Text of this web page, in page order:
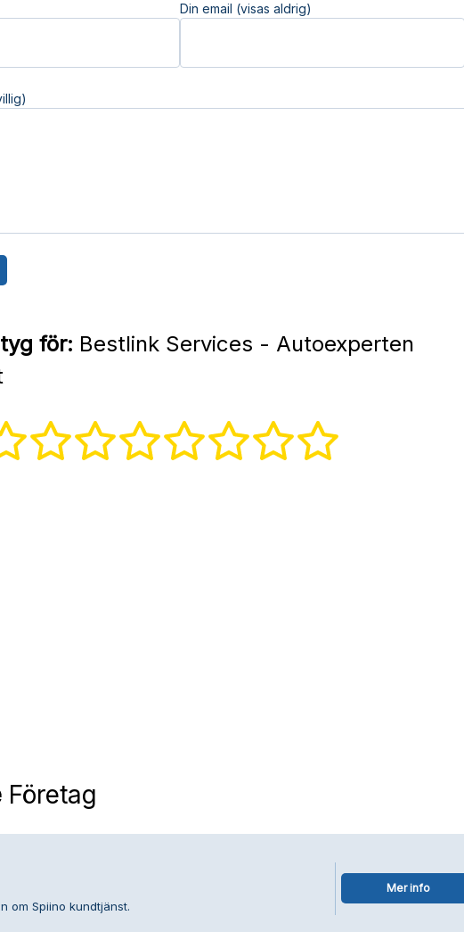
Din email (visas aldrig)
för: Bestlink Services - Autoexperten
Företag
om Spiino kundtjänst.
Mer info